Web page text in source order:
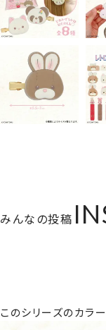
みんなの投稿
このシリーズのカラ